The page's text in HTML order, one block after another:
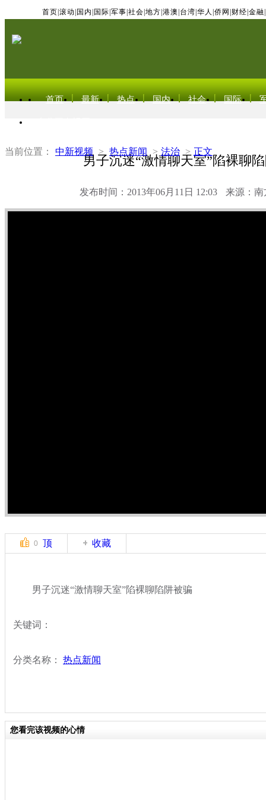
首页 滚动 国内 国际 军事 社会 地方 港澳 台湾 华人 侨网 财经 金融
首页 最新 热点 国内 社会 国际
当前位置： 中新视频 > 热点新闻 > 法治 > 正文
男子沉迷“激情聊天室”陷裸聊
发布时间：2013年06月11日 12:03 来源：南
0 顶 收藏
男子沉迷“激情聊天室”陷裸聊陷阱被骗
关键词：
分类名称： 热点新闻
您看完该视频的心情